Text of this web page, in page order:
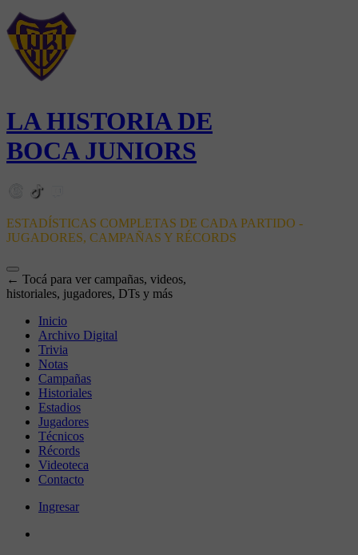
LA HISTORIA DE
BOCA JUNIORS
ESTADÍSTICAS COMPLETAS DE CADA PARTIDO -
JUGADORES, CAMPAÑAS Y RÉCORDS
← Tocá para ver campañas, videos,
historiales, jugadores, DTs y más
Inicio
Archivo Digital
Trivia
Notas
Campañas
Historiales
Estadios
Jugadores
Técnicos
Récords
Videoteca
Contacto
Ingresar